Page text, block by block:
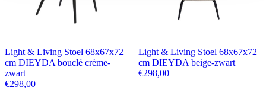
Light & Living Stoel 68x67x72
cm DIEYDA bouclé crème-
zwart
€298,00
Light & Living Stoel 68x67x72
cm DIEYDA beige-zwart
€298,00